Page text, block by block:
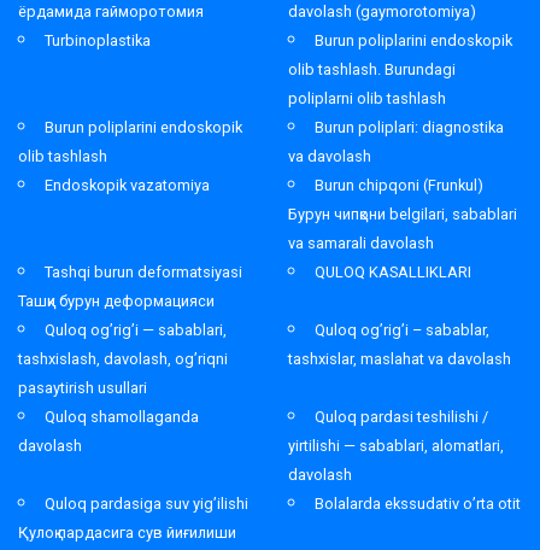
ёрдамида гайморотомия
davolash (gaymorotomiya)
Turbinoplastika
Burun poliplarini endoskopik
olib tashlash. Burundagi
poliplarni olib tashlash
Burun poliplarini endoskopik
olib tashlash
Burun poliplari: diagnostika
va davolash
Endoskopik vazatomiya
Burun chipqoni (Frunkul)
Бурун чипқони belgilari, sabablari
va samarali davolash
Tashqi burun deformatsiyasi
Ташқи бурун деформацияси
QULOQ KASALLIKLARI
Quloq og’rig’i — sabablari,
tashxislash, davolash, og’riqni
pasaytirish usullari
Quloq og’rig’i – sabablar,
tashxislar, maslahat va davolash
Quloq shamollaganda
davolash
Quloq pardasi teshilishi /
yirtilishi — sabablari, alomatlari,
davolash
Quloq pardasiga suv yig’ilishi
Қулоқ пардасига сув йиғилиши
Bolalarda ekssudativ o’rta otit